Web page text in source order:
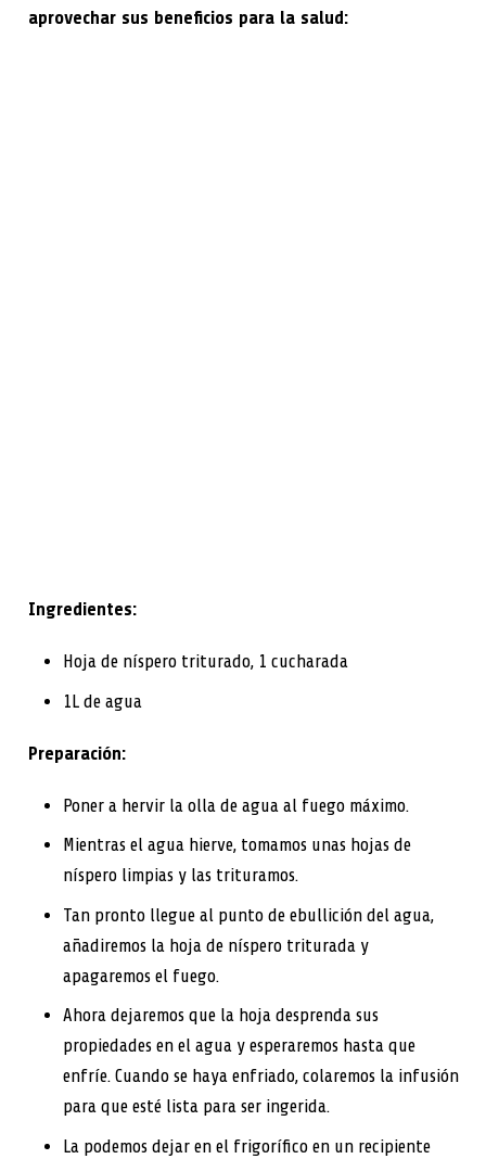
aprovechar sus beneficios para la salud:
Ingredientes:
Hoja de níspero triturado, 1 cucharada
1L de agua
Preparación:
Poner a hervir la olla de agua al fuego máximo.
Mientras el agua hierve, tomamos unas hojas de
níspero limpias y las trituramos.
Tan pronto llegue al punto de ebullición del agua,
añadiremos la hoja de níspero triturada y
apagaremos el fuego.
Ahora dejaremos que la hoja desprenda sus
propiedades en el agua y esperaremos hasta que
enfríe. Cuando se haya enfriado, colaremos la infusión
para que esté lista para ser ingerida.
La podemos dejar en el frigorífico en un recipiente